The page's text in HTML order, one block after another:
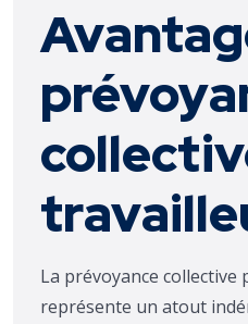
La prévoyance
représente un atout